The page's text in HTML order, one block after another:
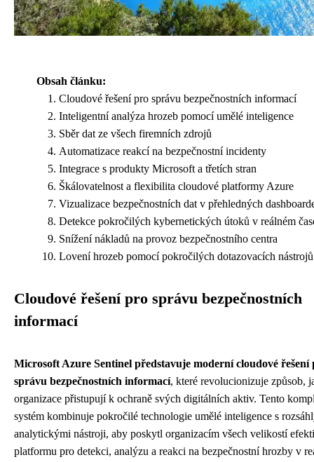
Obsah článku:
Cloudové řešení pro správu bezpečnostních informací
Inteligentní analýza hrozeb pomocí umělé inteligence
Sběr dat ze všech firemních zdrojů
Automatizace reakcí na bezpečnostní incidenty
Integrace s produkty Microsoft a třetích stran
Škálovatelnost a flexibilita cloudové platformy Azure
Vizualizace bezpečnostních dat v přehledných
Detekce pokročilých kybernetických útoků v reálném
Snížení nákladů na provoz bezpečnostního centra
Lovení hrozeb pomocí pokročilých dotazovacích nástrojů
Cloudové řešení pro správu bezpečnostních
informací
Microsoft Azure Sentinel představuje moderní cloudové řešení
správu bezpečnostních informací, které revolucionizuje způsob,
organizace přistupují k ochraně svých digitálních aktiv. Tento
systém kombinuje pokročilé technologie umělé inteligence s
analytickými nástroji, aby poskytl organizacím všech velikostí
platformu pro detekci, analýzu a reakci na bezpečnostní hrozby v